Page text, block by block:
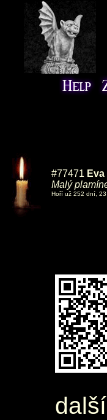
#77471 Eva
Malý
Hoří už 252 dní,